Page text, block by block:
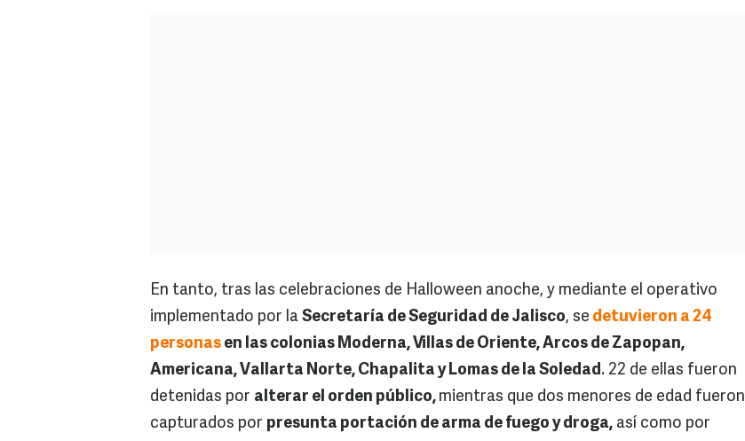
En tanto, tras las celebraciones de Halloween anoche, y mediante el operativo
implementado por la Secretaría de Seguridad de Jalisco, se detuvieron a 24
personas en las colonias Moderna, Villas de Oriente, Arcos de Zapopan,
Americana, Vallarta Norte, Chapalita y Lomas de la Soledad. 22 de ellas fueron
detenidas por alterar el orden público, mientras que dos menores de edad fueron
capturados por presunta portación de arma de fuego y droga, así como por